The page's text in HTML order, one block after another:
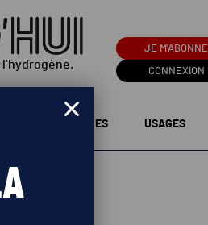
JE M'ABONNE
CONNEXION
TERRITOIRES USAGES
2025